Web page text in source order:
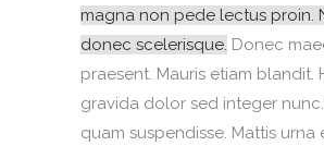
magna non pede lectus proin.
donec scelerisque. Donec
praesent. Mauris etiam blandit.
gravida dolor sed integer
quam suspendisse. Mattis urna